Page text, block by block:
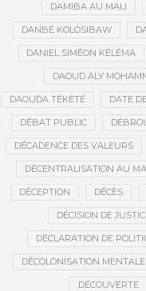
DAMIBA AU MALI
DANBÉ KOLOSIBAW
DANIEL SIMÉON KÉLÉMA
DAOUD ALY
DAOUDA TÉKÉTÉ DATE
DÉBAT PUBLIC
DÉCADENCE DES VALEURS
DÉCENTRALISATION AU
DÉCEPTION DÉCÈS
DÉCISION DE
DÉCLARATION DE
DÉCOLONISATION MENTALE
DÉCOUVERTE